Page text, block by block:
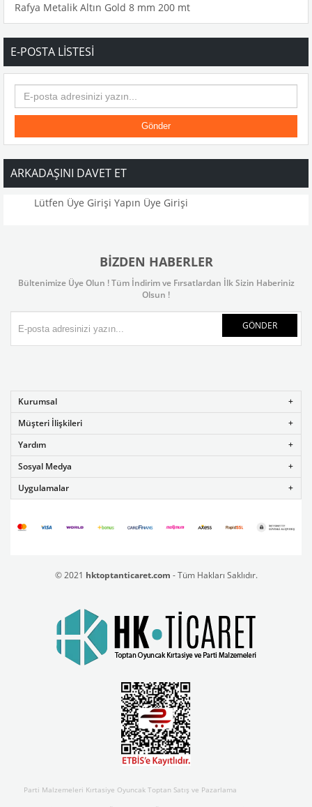
Rafya Metalik Altın Gold 8 mm 200 mt
E-POSTA LISTESI
Gönder
ARKADAŞINI DAVET ET
Lütfen Üye Girişi Yapın Üye Girişi
BIZDEN HABERLER
Bültenimize Üye Olun ! Tüm İndirim ve Fırsatlardan İlk Sizin Haberiniz
Olsun !
GÖNDER
Kurumsal
Müşteri İlişkileri
Yardım
Sosyal Medya
Uygulamalar
© 2021 hktoptanticaret.com - Tüm Hakları Saklıdır.
Parti Malzemeleri Kırtasiye Oyuncak Toptan Satış ve Pazarlama